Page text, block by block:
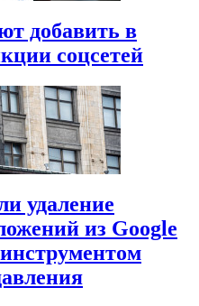
добавить в
соцсетей
удаление
из Google